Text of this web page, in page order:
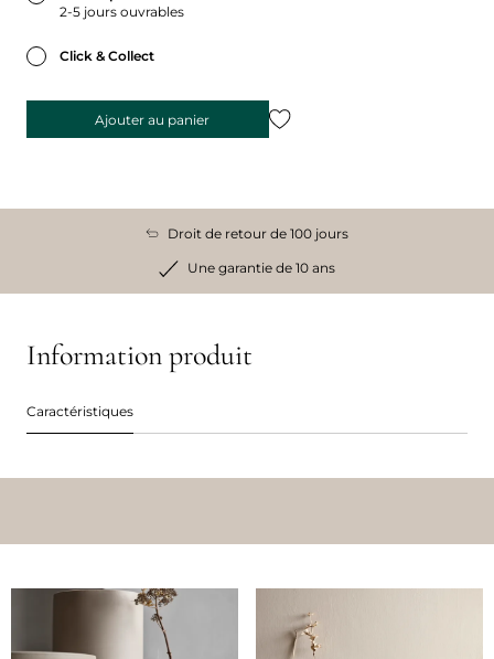
2-5 jours ouvrables
Click & Collect
Ajouter au panier
Droit de retour de 100 jours
Une garantie de 10 ans
Information produit
Caractéristiques